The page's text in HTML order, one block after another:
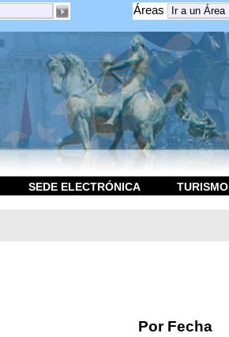
Áreas
SEDE ELECTRÓNICA TURISMO
Por Fecha